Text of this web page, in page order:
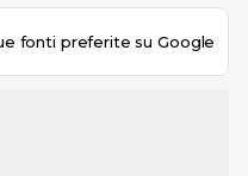
fonti preferite su Google